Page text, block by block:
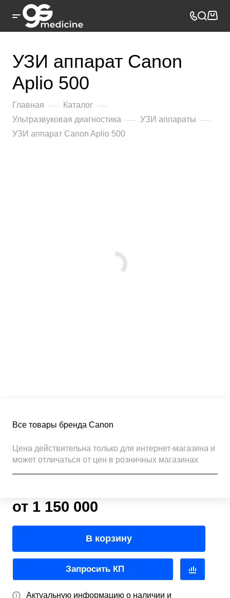
УЗИ аппарат Canon
Aplio 500
Главная — Каталог —
Ультразвуковая диагностика — УЗИ аппараты —
УЗИ аппарат Canon Aplio 500
Все товары бренда Canon
Цена действительна только для интернет-магазина и
может отличаться от цен в розничных магазинах
от 1 150 000
В корзину
Запросить КП
Актуальную информацию о наличии и